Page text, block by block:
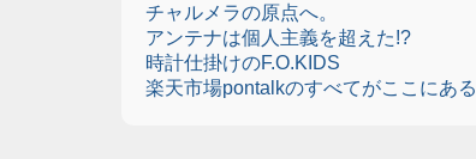
チャルメラの原点へ。
アンテナは個人主義を超えた!?
時計仕掛けのF.O.KIDS
楽天市場pontalkのすべてがここにある